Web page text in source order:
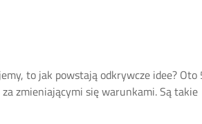
to jak powstają odkrywcze idee? Oto
zmieniającymi się warunkami. Są takie